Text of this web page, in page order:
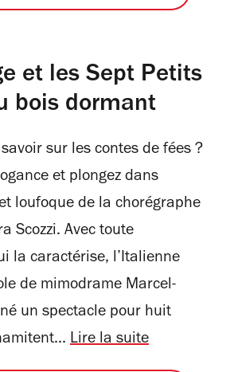
et les Sept Petits
bois dormant
sur les contes de fées ?
et plongez dans
loufoque de la chorégraphe
Scozzi. Avec toute
la caractérise, l’Italienne
de mimodrame Marcel-
un spectacle pour huit
Lire la suite